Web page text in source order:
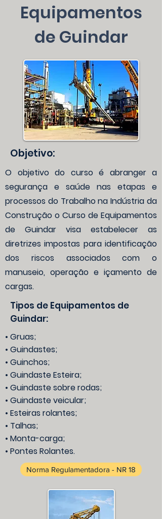
Equipamentos
de Guindar
Objetivo:
O objetivo do curso é abranger a
segurança e saúde nas etapas e
processos do Trabalho na Indústria da
Construção o Curso de Equipamentos
de Guindar visa estabelecer as
diretrizes impostas para identificação
dos riscos associados com o
manuseio, operação e içamento de
cargas.
Tipos de Equipamentos de
Guindar:
• Gruas;
• Guindastes;
• Guinchos;
• Guindaste Esteira;
• Guindaste sobre rodas;
• Guindaste veicular;
• Esteiras rolantes;
• Talhas;
• Monta-carga;
• Pontes Rolantes.
Norma Regulamentadora - NR 18